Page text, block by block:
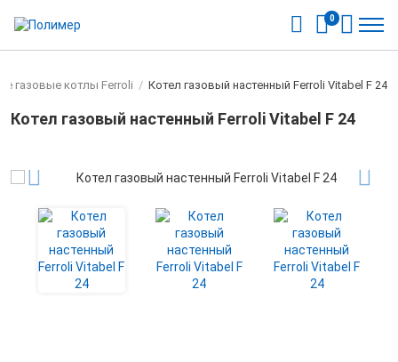
0
газовые котлы Ferroli / Котел газовый настенный Ferroli Vitabel F 24
Котел газовый настенный Ferroli Vitabel F 24